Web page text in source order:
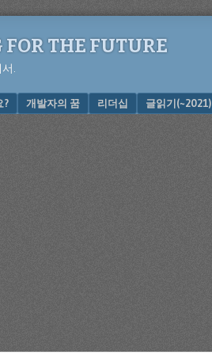
THE FUTURE
.
? 개발자의 꿈 리더십 글읽기(~2021)